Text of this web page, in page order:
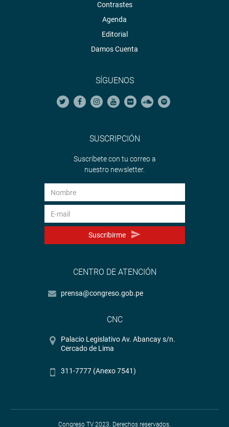
Contrastes
Agenda
Editorial
Damos Cuenta
SÍGUENOS
SUSCRIPCIÓN
Suscríbete con tu correo a
nuestro newsletter.
Suscribirme
CENTRO DE ATENCIÓN
prensa@congreso.gob.pe
CNC
Palacio Legislativo Av. Abancay s/n.
Cercado de Lima
311-7777 (Anexo 7541)
Congreso TV 2023. Derechos reservados.